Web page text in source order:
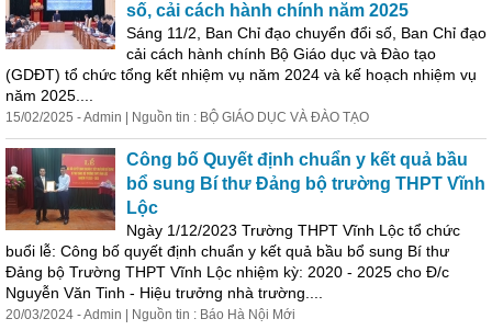
số, cải cách hành chính năm 2025
Sáng 11/2, Ban Chỉ đạo chuyển đổi số, Ban Chỉ đạo
cải cách hành chính Bộ Giáo dục và Đào tạo
(GDĐT) tổ chức tổng kết nhiệm vụ năm 2024 và kế hoạch nhiệm vụ
năm 2025....
15/02/2025 - Admin | Nguồn tin : BỘ GIÁO DỤC VÀ ĐÀO TẠO
Công bố Quyết định chuẩn y kết quả bầu
bổ sung Bí thư Đảng bộ trường THPT Vĩnh
Lộc
Ngày 1/12/2023 Trường THPT Vĩnh Lộc tổ chức
buổi lễ: Công bố quyết định chuẩn y kết quả bầu bổ sung Bí thư
Đảng bộ Trường THPT Vĩnh Lộc nhiệm kỳ: 2020 - 2025 cho Đ/c
Nguyễn Văn Tinh - Hiệu trưởng nhà trường....
20/03/2024 - Admin | Nguồn tin : Báo Hà Nội Mới